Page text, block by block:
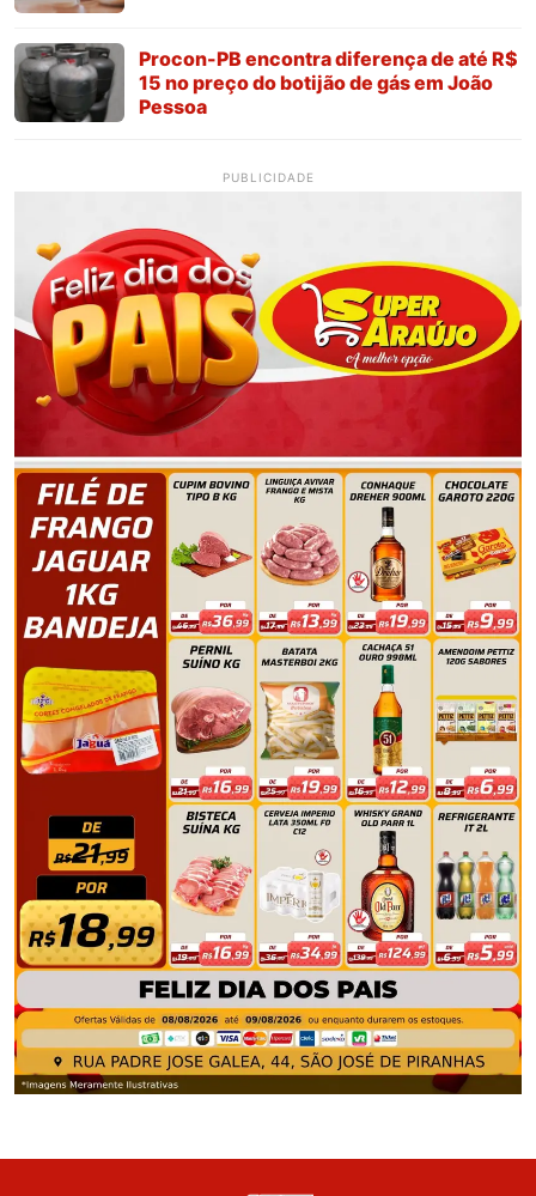
Procon-PB encontra diferença de até R$
15 no preço do botijão de gás em João
Pessoa
PUBLICIDADE